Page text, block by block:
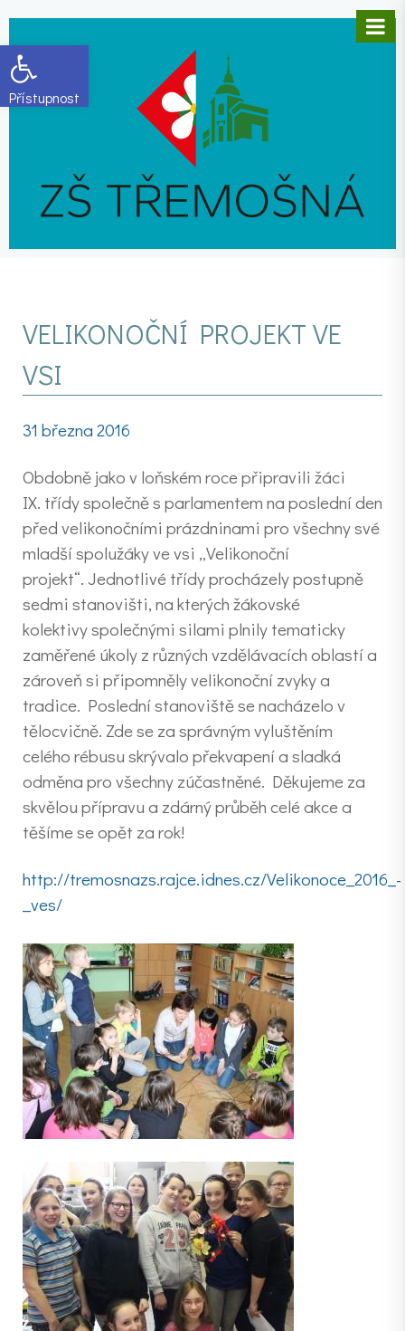
Open toolbar
VELIKONOČNÍ PROJEKT VE
VSI
31 března 2016
Obdobně jako v loňském roce připravili žáci
IX. třídy společně s parlamentem na poslední den
před velikonočními prázdninami pro všechny své
mladší spolužáky ve vsi „Velikonoční
projekt“. Jednotlivé třídy procházely postupně
sedmi stanovišti, na kterých žákovské
kolektivy společnými silami plnily tematicky
zaměřené úkoly z různých vzdělávacích oblastí a
zároveň si připomněly velikonoční zvyky a
tradice. Poslední stanoviště se nacházelo v
tělocvičně. Zde se za správným vyluštěním
celého rébusu skrývalo překvapení a sladká
odměna pro všechny zúčastněné. Děkujeme za
skvělou přípravu a zdárný průběh celé akce a
těšíme se opět za rok!
http://tremosnazs.rajce.idnes.cz/Velikonoce_2016_-
_ves/